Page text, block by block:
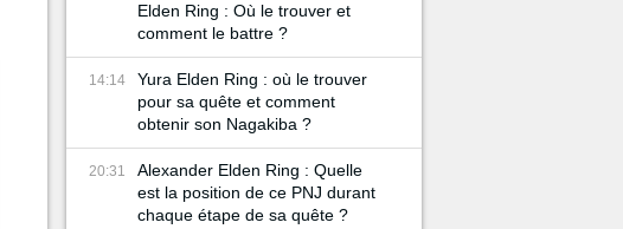
Elden Ring : Où le trouver et
comment le battre ?
14:14
Yura Elden Ring : où le trouver
pour sa quête et comment
obtenir son Nagakiba ?
20:31
Alexander Elden Ring : Quelle
est la position de ce PNJ durant
chaque étape de sa quête ?